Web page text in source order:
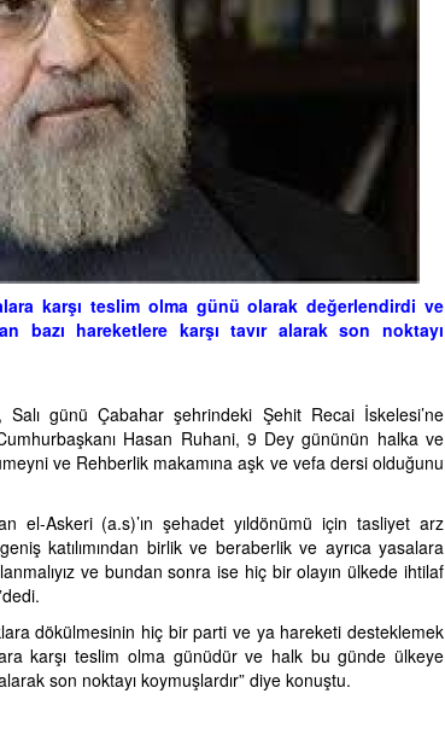
karşı teslim olma günü olarak değerlendirdi ve
bazı hareketlere karşı tavır alarak son noktayı
Salı günü Çabahar şehrindeki Şehit Recai İskelesi’ne
Hasan Ruhani, 9 Dey gününün halka ve
ve Rehberlik makamına aşk ve vefa dersi olduğunu
el-Askeri (a.s)’ın şehadet yıldönümü için tasliyet arz
katılımından birlik ve beraberlik ve ayrıca yasalara
ve bundan sonra ise hiç bir olayın ülkede ihtilaf
dökülmesinin hiç bir parti ve ya hareketi desteklemek
karşı teslim olma günüdür ve halk bu günde ülkeye
son noktayı koymuşlardır” diye konuştu.